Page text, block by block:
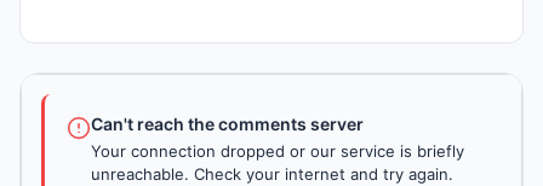
Can't reach the comments server
Your connection dropped or our service is briefly
unreachable. Check your internet and try again.